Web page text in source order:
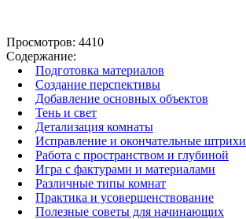
Просмотров: 4410
Содержание:
Подготовка материалов
Создание перспективы
Добавление основных объектов
Тень и свет
Детализация комнаты
Исправление и окончательные штрихи
Работа с пространством и глубиной
Игра с фактурами и материалами
Различные типы комнат
Практика и усовершенствование
Полезные советы для начинающих